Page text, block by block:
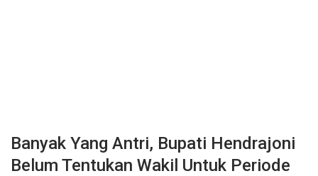
Banyak Yang Antri, Bupati Hendrajoni
Belum Tentukan Wakil Untuk Periode